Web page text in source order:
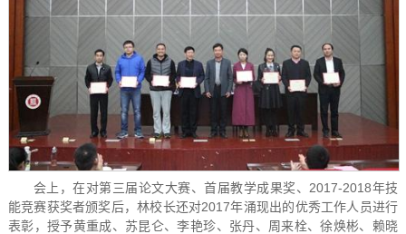
会上，在对第三届论文大赛、首届教学成果奖、2017-2018年技
能竞赛获奖者颁奖后，林校长还对2017年涌现出的优秀工作人员进行
表彰，授予黄重成、苏昆仑、李艳珍、张丹、周来栓、徐焕彬、赖晓